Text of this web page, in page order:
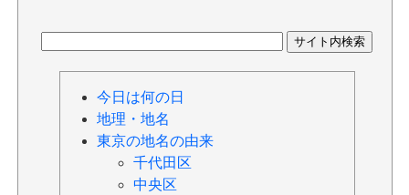
今日は何の日
地理・地名
東京の地名の由来
千代田区
中央区